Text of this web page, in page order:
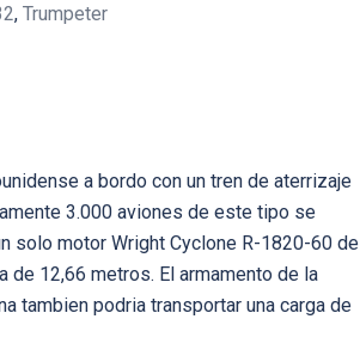
, Trumpeter
a bordo con un tren de aterrizaje
3.000 aviones de este tipo se
solo motor Wright Cyclone R-1820-60 de
de 12,66 metros. El armamento de la
tambien podria transportar una carga de